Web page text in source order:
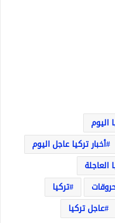
اليوم
أخبار تركيا عاجل اليوم
العاجلة
تركيا
عاجل تركيا